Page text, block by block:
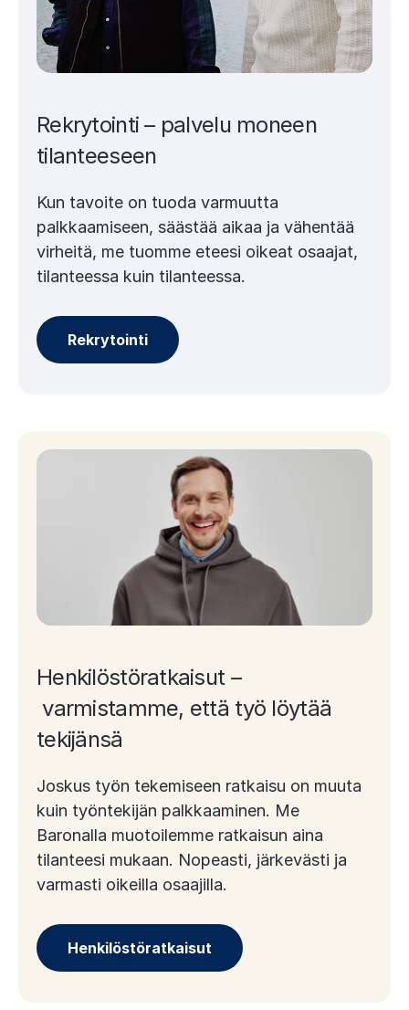
Rekrytointi – palvelu moneen
tilanteeseen
Kun tavoite on tuoda varmuutta
palkkaamiseen, säästää aikaa ja vähentää
virheitä, me tuomme eteesi oikeat osaajat,
tilanteessa kuin tilanteessa.
Rekrytointi
Henkilöstöratkaisut –
varmistamme, että työ löytää
tekijänsä
Joskus työn tekemiseen ratkaisu on muuta
kuin työntekijän palkkaaminen. Me
Baronalla muotoilemme ratkaisun aina
tilanteesi mukaan. Nopeasti, järkevästi ja
varmasti oikeilla osaajilla.
Henkilöstöratkaisut